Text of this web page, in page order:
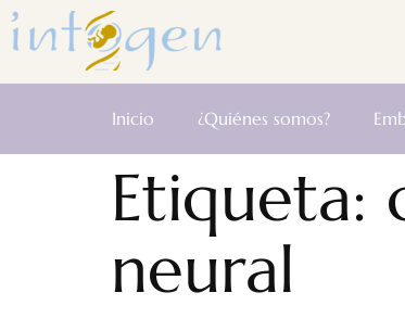
Inicio ¿Quiénes somos?
Etiqueta:
neural